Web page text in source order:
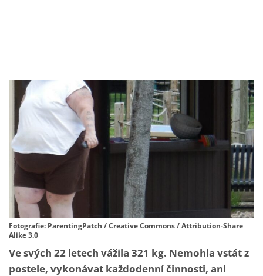
Fotografie: ParentingPatch / Creative Commons / Attribution-Share
Alike 3.0
Ve svých 22 letech vážila 321 kg. Nemohla vstát z
postele, vykonávat každodenní činnosti, ani